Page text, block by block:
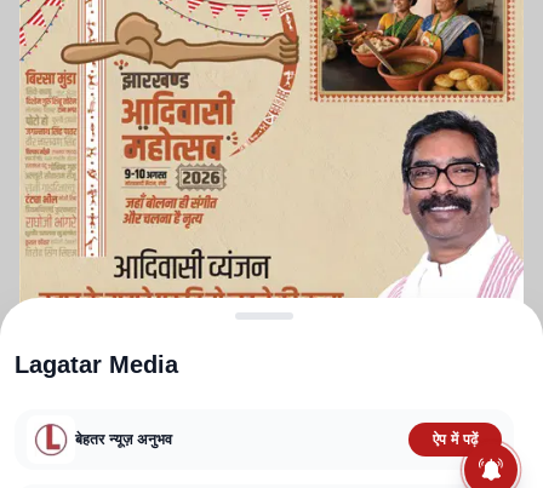
Lagatar Media
बेहतर न्यूज़ अनुभव ऐप में पढ़ें